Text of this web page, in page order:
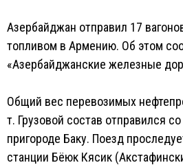
Азербайджан отправил 17
топливом в Армению. Об этом
«Азербайджанские железные
Общий вес перевозимых
т. Грузовой состав отправился
пригороде Баку. Поезд
станции Бёюк Кясик